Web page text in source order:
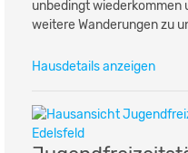
unbedingt wiederkommen
weitere Wanderungen zu
Hausdetails anzeigen